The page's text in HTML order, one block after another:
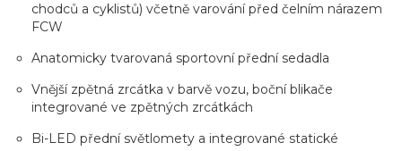
chodců a cyklistů) včetně varování před čelním nárazem
FCW
Anatomicky tvarovaná sportovní přední sedadla
Vnější zpětná zrcátka v barvě vozu, boční blikače
integrované ve zpětných zrcátkách
Bi-LED přední světlomety a integrované statické